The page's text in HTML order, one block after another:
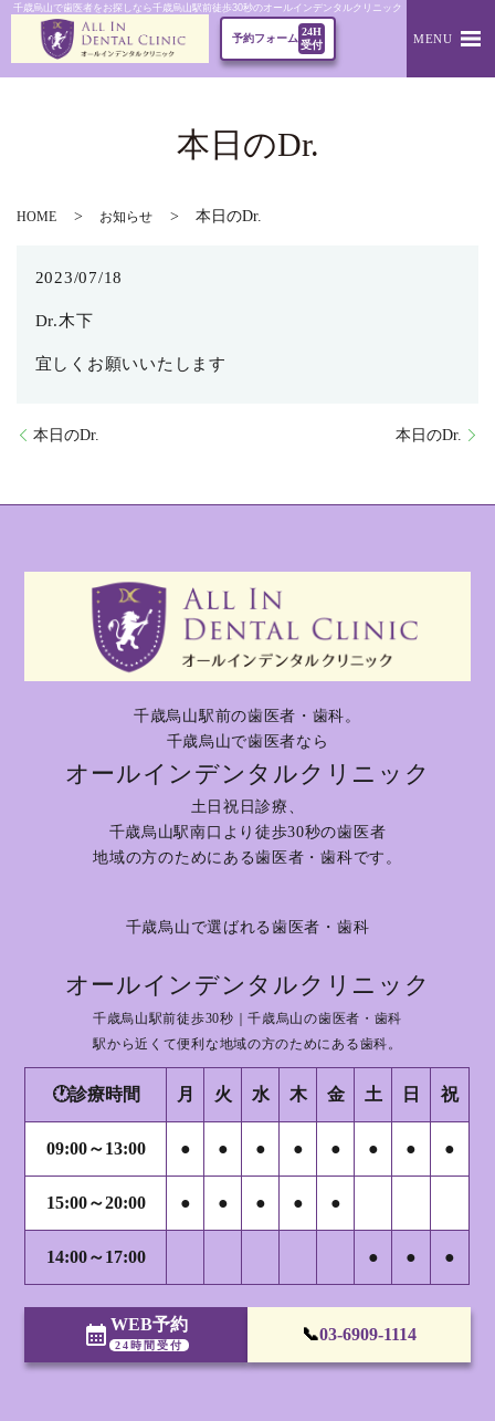
千歳烏山で歯医者をお探しなら千歳烏山駅前徒歩30秒のオールインデンタルクリニック｜本日のDr.
予約フォーム
24H
受付
MENU
本日のDr.
HOME お知らせ 本日のDr.
2023/07/18
Dr.木下
宜しくお願いいたします
本日のDr. 本日のDr.
千歳烏山駅前の歯医者・歯科。
千歳烏山で歯医者なら
オールインデンタルクリニック
土日祝日診療、
千歳烏山駅南口より徒歩30秒の歯医者
地域の方のためにある歯医者・歯科です。
千歳烏山で選ばれる歯医者・歯科
オールインデンタルクリニック
千歳烏山駅前徒歩30秒｜千歳烏山の歯医者・歯科
駅から近くて便利な地域の方のためにある歯科。
🕐診療時間 月 火 水 木 金 土 日 祝
09:00～13:00 ● ● ● ● ● ● ● ●
15:00～20:00 ● ● ● ● ●
14:00～17:00 ● ● ●
calendar_month WEB予約
24時間受付
📞03-6909-1114